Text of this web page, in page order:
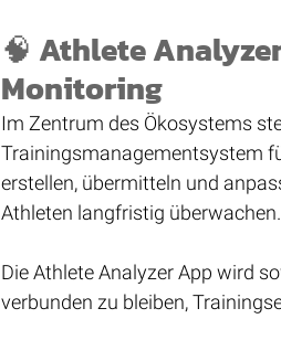
🧠 Athlete
Monitoring
Im Zentrum des Ökosystems
Trainingsmanagementsystem
erstellen, übermitteln und
Athleten langfristig überwachen.
Die Athlete Analyzer App wird
verbunden zu bleiben,